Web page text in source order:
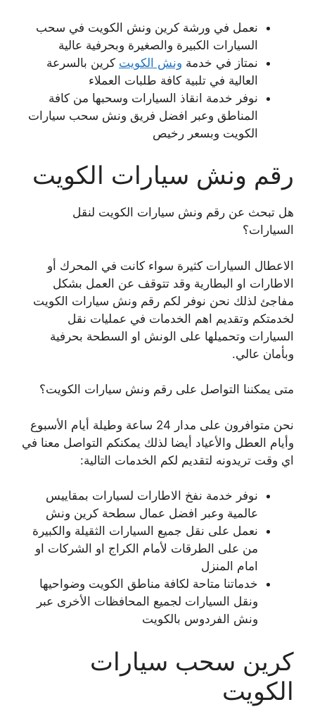
نعمل في ورشة كرين ونش الكويت في سحب
السيارات الكبيرة والصغيرة وبحرفية عالية
نمتاز في خدمة ونش الكويت كرين بالسرعة
العالية في تلبية كافة طلبات العملاء
نوفر خدمة انقاذ السيارات وسحبها من كافة
المناطق وعبر افضل فريق ونش سحب سيارات
الكويت وبسعر رخيص
رقم ونش سيارات الكويت
هل تبحث عن رقم ونش سيارات الكويت لنقل
السيارات؟
الاعطال السيارات كثيرة سواء كانت في المحرك أو
الاطارات او البطارية وقد تتوقف عن العمل بشكل
مفاجئ لذلك نحن نوفر لكم رقم ونش سيارات الكويت
لخدمتكم وتقديم اهم الخدمات في عمليات نقل
السيارات وتحميلها على الونش او السطحة بحرفية
وبأمان عالي.
متى يمكننا التواصل على رقم ونش سيارات الكويت؟
نحن متوافرون على مدار 24 ساعة وطيلة أيام الأسبوع
وأيام العطل والأعياد أيضا لذلك يمكنكم التواصل معنا في
اي وقت تريدونه لتقديم لكم الخدمات التالية:
نوفر خدمة نفخ الاطارات لسيارات بمقاييس
عالمية وعبر افضل عمال سطحة كرين ونش
نعمل على نقل جميع السيارات الثقيلة والكبيرة
من على الطرقات لأمام الكراج او الشركات او
امام المنزل
خدماتنا متاحة لكافة مناطق الكويت وضواحيها
ونقل السيارات لجميع المحافظات الأخرى عبر
ونش الفردوس بالكويت
كرين سحب سيارات
الكويت